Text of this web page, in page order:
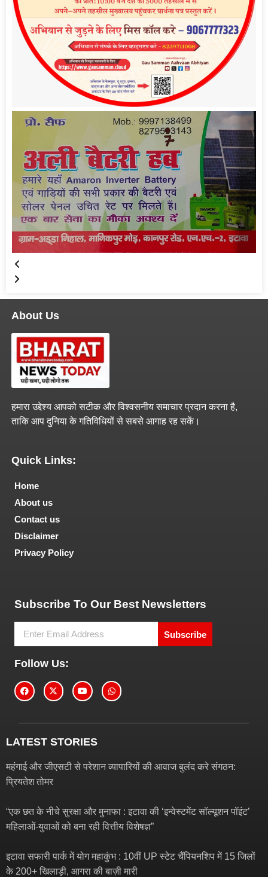
About Us
हमारा उद्देश्य आपको सटीक और विश्वसनीय समाचार प्रदान करना है,
ताकि आप दुनिया के गतिविधियों से सबसे आगाह रह सकें।
Quick Links:
Home
About us
Contact us
Disclaimer
Privacy Policy
Subscribe To Our Best Newsletters
Subscribe
Follow Us:
LATEST STORIES
महंगाई और जीएसटी से परेशान व्यापारियों की आवाज बुलंद करे संगठन:
प्रियतेश तोमर
“एक छत के नीचे सुरक्षा और मुनाफा : इटावा की ‘इन्वेस्टमेंट सॉल्यूशन पॉइंट’
महिलाओं-युवाओं को बना रही वित्तीय विशेषज्ञ”
इटावा सफारी पार्क में योग महाकुंभ : 10वीं UP स्टेट चैंपियनशिप में 15 जिलों
के 200+ खिलाड़ी, आगरा की बाज़ी मारी